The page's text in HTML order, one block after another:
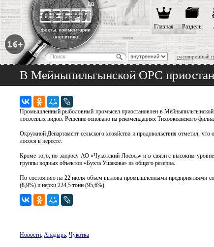
расширенный
Главная Разделы
В Мейныпильгынской ОРС
Промышленный рыболовный промысел приостановлен в
лососевых видов. Решение основано на рекомендациях Тихоокеанского
Окружной Департамент сельского хозяйства и продовольствия отметил,
лосося в нересте.
Кроме того, по запросу АО «Чукотский Лосось» и в связи с высоким
группы водных объектов «Бухта Ушакова» из общего резерва.
По состоянию на 22 июля объем вылова промышленными предприятиями
(8,9%) и нерки 224,5 тонн (95,6%).
Новости, Анадырь, Чукотка